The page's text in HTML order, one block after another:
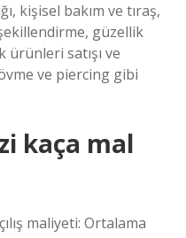
kişisel bakım ve tıraş,
şekillendirme, güzellik
ürünleri satışı ve
ve piercing gibi
kaça mal
maliyeti: Ortalama